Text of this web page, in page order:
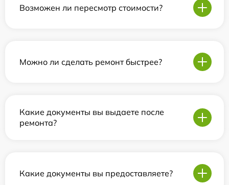
Возможен ли пересмотр стоимости?
Можно ли сделать ремонт быстрее?
Какие документы вы выдаете после
ремонта?
Какие документы вы предоставляете?